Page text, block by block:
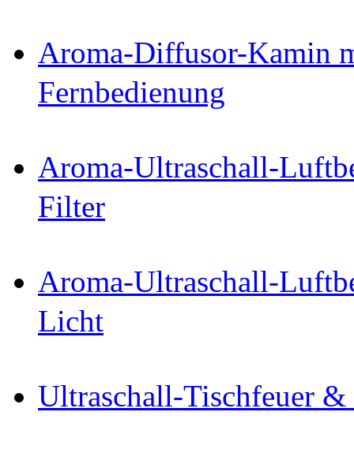
Aroma-Diffusor-Kamin
Fernbedienung
Aroma-Ultraschall-
Filter
Aroma-Ultraschall-
Licht
Ultraschall-Tischfeuer